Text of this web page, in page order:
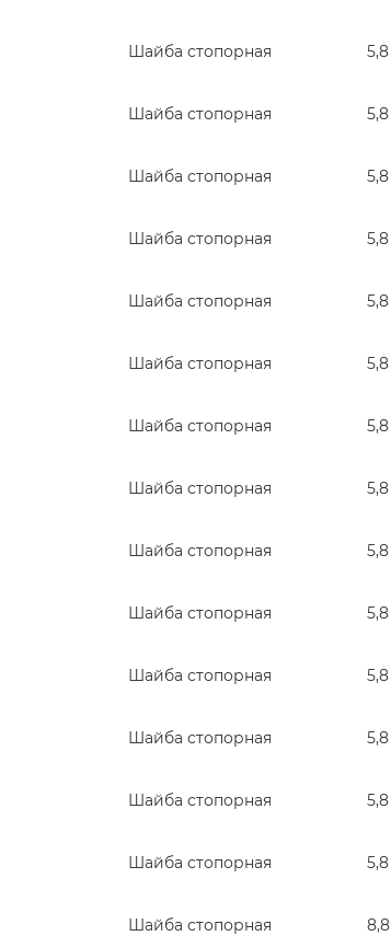
Шайба стопорная 5,8
Шайба стопорная 5,8
Шайба стопорная 5,8
Шайба стопорная 5,8
Шайба стопорная 5,8
Шайба стопорная 5,8
Шайба стопорная 5,8
Шайба стопорная 5,8
Шайба стопорная 5,8
Шайба стопорная 5,8
Шайба стопорная 5,8
Шайба стопорная 5,8
Шайба стопорная 5,8
Шайба стопорная 5,8
Шайба стопорная 8,8